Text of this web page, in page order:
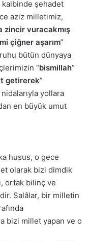
kalbinde şehadet
aziz milletimiz,
zincir vuracakmış
çiğner aşarım”
bütün dünyaya
“bismillah”
getirerek”
nidalarıyla yollara
en büyük umut
husus, o gece
olarak bizi dimdik
ortak bilinç ve
Salâlar, bir milletin
bizi millet yapan ve o